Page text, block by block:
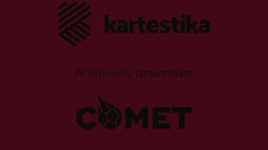
Ar lepnumu izmantojam